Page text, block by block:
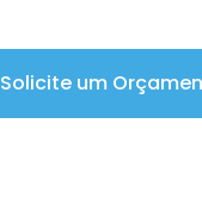
Solicite um